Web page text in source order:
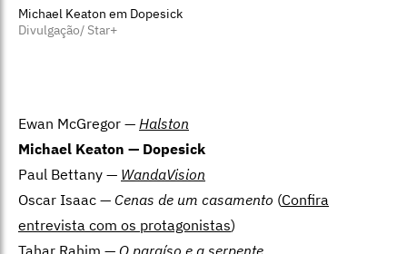
Michael Keaton em Dopesick
Divulgação/ Star+
Ewan McGregor — Halston
Michael Keaton — Dopesick
Paul Bettany — WandaVision
Oscar Isaac — Cenas de um casamento (Confira
entrevista com os protagonistas)
Tahar Rahim — O paraíso e a serpente